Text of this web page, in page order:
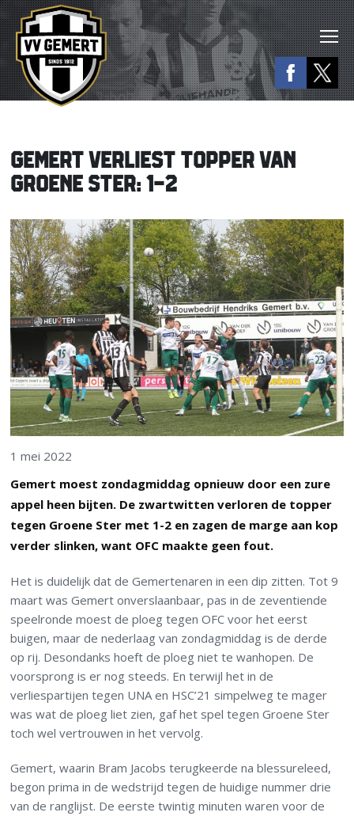
GEMERT VERLIEST TOPPER VAN
GROENE STER: 1-2
1 mei 2022
Gemert moest zondagmiddag opnieuw door een zure
appel heen bijten. De zwartwitten verloren de topper
tegen Groene Ster met 1-2 en zagen de marge aan kop
verder slinken, want OFC maakte geen fout.
Het is duidelijk dat de Gemertenaren in een dip zitten. Tot 9
maart was Gemert onverslaanbaar, pas in de zeventiende
speelronde moest de ploeg tegen OFC voor het eerst
buigen, maar de nederlaag van zondagmiddag is de derde
op rij. Desondanks hoeft de ploeg niet te wanhopen. De
voorsprong is er nog steeds. En terwijl het in de
verliespartijen tegen UNA en HSC’21 simpelweg te mager
was wat de ploeg liet zien, gaf het spel tegen Groene Ster
toch wel vertrouwen in het vervolg.
Gemert, waarin Bram Jacobs terugkeerde na blessureleed,
begon prima in de wedstrijd tegen de huidige nummer drie
van de ranglijst. De eerste twintig minuten waren voor de